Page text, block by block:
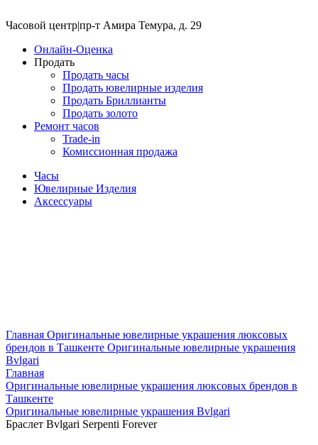
Часовой центр|пр-т Амира Темура, д. 29
Онлайн-Оценка
Продать
Продать часы
Продать ювелирные изделия
Продать Бриллианты
Продать золото
Ремонт часов
Trade-in
Комиссионная продажа
Часы
Ювелирные Изделия
Аксессуары
Главная Оригинальные ювелирные украшения люксовых
брендов в Ташкенте Оригинальные ювелирные украшения
Bvlgari
Главная
Оригинальные ювелирные украшения люксовых брендов в
Ташкенте
Оригинальные ювелирные украшения Bvlgari
Браслет Bvlgari Serpenti Forever